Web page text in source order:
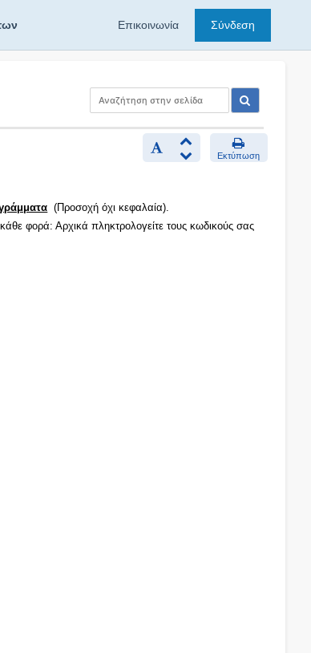
Επικοινωνία Σύνδεση
Εκτύπωση
(Προσοχή όχι κεφαλαία).
φορά: Αρχικά πληκτρολογείτε τους κωδικούς σας